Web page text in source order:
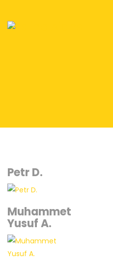
Petr D.
Muhammet
Yusuf A.